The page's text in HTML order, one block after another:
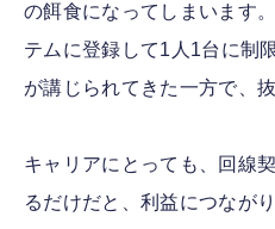
の餌食になってしまいます
テムに登録して1人1台に制
が講じられてきた一方で、
キャリアにとっても、回線
るだけだと、利益につなが